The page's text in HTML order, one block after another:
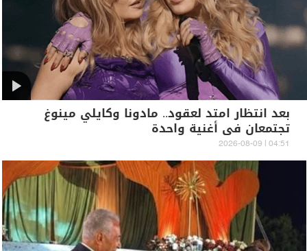
بعد انتظار امتد لعقود.. مادونا وكايلي مينوغ
تجتمعان في أغنية واحدة
04:51 | 2026-08-09